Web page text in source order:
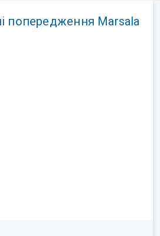
попередження Marsala